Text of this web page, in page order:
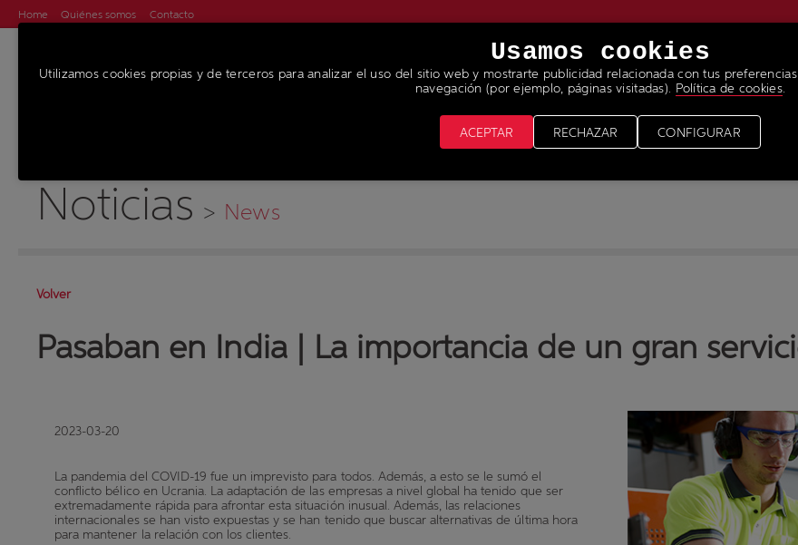
Home Quiénes somos Contacto
MÁQUINAS SERVICIOS NOTICIAS & MEDIA ÚNETE A
Noticias > News
Volver
Pasaban en India | La importancia de un gran
2023-03-20
La pandemia del COVID-19 fue un imprevisto para todos. Además, a esto se le sumó el
conflicto bélico en Ucrania. La adaptación de las empresas a nivel global ha tenido que ser
extremadamente rápida para afrontar esta situación inusual. Además, las relaciones
internacionales se han visto expuestas y se han tenido que buscar alternativas de última hora
para mantener la relación con los clientes.
Usamos cookies
Utilizamos cookies propias y de terceros para analizar el uso del sitio web y mostrarte publicidad relacionada con tus
navegación (por ejemplo, páginas visitadas). Política de cookies.
CONFIGURAR
RECHAZAR
ACEPTAR